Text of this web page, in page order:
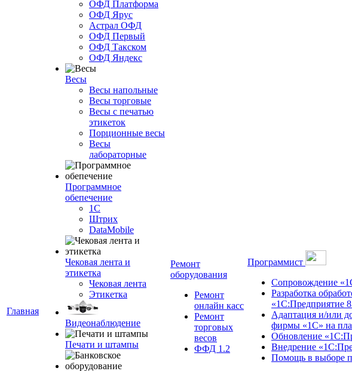
Главная
ОФД Платформа
ОФД Ярус
Астрал ОФД
ОФД Первый
ОФД Такском
ОФД Яндекс
Весы
Весы напольные
Весы торговые
Весы с печатью
этикеток
Порционные весы
Весы
лабораторные
Программное
обепечение
1С
Штрих
DataMobile
Чековая лента и
этикетка
Чековая лента
Этикетка
Видеонаблюдение
Печати и штампы
Ремонт
оборудования
Ремонт
онлайн касс
Ремонт
торговых
весов
ФФД 1.2
Программист
Сопровождение
Разработка
«1С:Предприятие
Адаптация и/или
фирмы «1С» на
Обновление
Внедрение
Помощь в выборе